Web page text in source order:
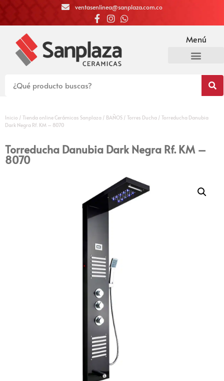
ventasenlinea@sanplaza.com.co
Menú
Inicio / Tienda online Cerámicas Sanplaza / BAÑOS / Torres Ducha / Torreducha Danubia
Dark Negra Rf. KM – 8070
Torreducha Danubia Dark Negra Rf. KM –
8070